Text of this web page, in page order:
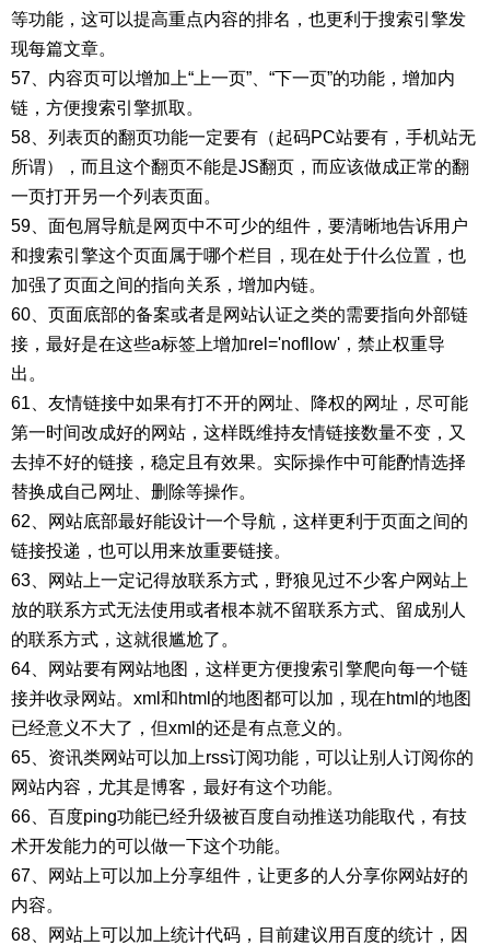
等功能，这可以提高重点内容的排名，也更利于搜索引擎发
现每篇文章。
57、内容页可以增加上“上一页”、“下一页”的功能，增加内
链，方便搜索引擎抓取。
58、列表页的翻页功能一定要有（起码PC站要有，手机站无
所谓），而且这个翻页不能是JS翻页，而应该做成正常的翻
一页打开另一个列表页面。
59、面包屑导航是网页中不可少的组件，要清晰地告诉用户
和搜索引擎这个页面属于哪个栏目，现在处于什么位置，也
加强了页面之间的指向关系，增加内链。
60、页面底部的备案或者是网站认证之类的需要指向外部链
接，最好是在这些a标签上增加rel='nofllow'，禁止权重导
出。
61、友情链接中如果有打不开的网址、降权的网址，尽可能
第一时间改成好的网站，这样既维持友情链接数量不变，又
去掉不好的链接，稳定且有效果。实际操作中可能酌情选择
替换成自己网址、删除等操作。
62、网站底部最好能设计一个导航，这样更利于页面之间的
链接投递，也可以用来放重要链接。
63、网站上一定记得放联系方式，野狼见过不少客户网站上
放的联系方式无法使用或者根本就不留联系方式、留成别人
的联系方式，这就很尴尬了。
64、网站要有网站地图，这样更方便搜索引擎爬向每一个链
接并收录网站。xml和html的地图都可以加，现在html的地图
已经意义不大了，但xml的还是有点意义的。
65、资讯类网站可以加上rss订阅功能，可以让别人订阅你的
网站内容，尤其是博客，最好有这个功能。
66、百度ping功能已经升级被百度自动推送功能取代，有技
术开发能力的可以做一下这个功能。
67、网站上可以加上分享组件，让更多的人分享你网站好的
内容。
68、网站上可以加上统计代码，目前建议用百度的统计，因